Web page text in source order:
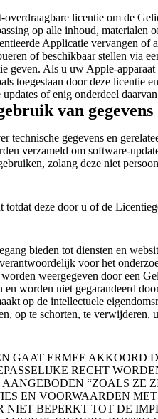
licentie om de
op alle inhoud,
Applicatie vervangen of
of beschikbaar stellen via
geven. Als u uw Apple-
toegestaan door deze licentie
of enig onderdeel
van gegevens
technische gegevens en
verzameld om software-
zolang deze niet
deze door u of de
bieden tot diensten en
voor het
weergegeven door een
en worden niet gegarandeerd
op de intellectuele
op te schorten, te
GAAT ERMEE AKKOORD
RECHT
“ZOALS ZE
EN VOORWAARDEN
NIET BEPERKT TOT DE